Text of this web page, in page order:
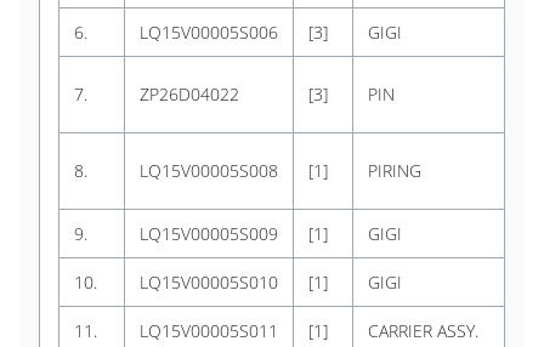
6. LQ15V00005S006 [3] GIGI
7. ZP26D04022 [3] PIN
8. LQ15V00005S008 [1] PIRING
9. LQ15V00005S009 [1] GIGI
10. LQ15V00005S010 [1] GIGI
11. LQ15V00005S011 [1] CARRIER ASSY.